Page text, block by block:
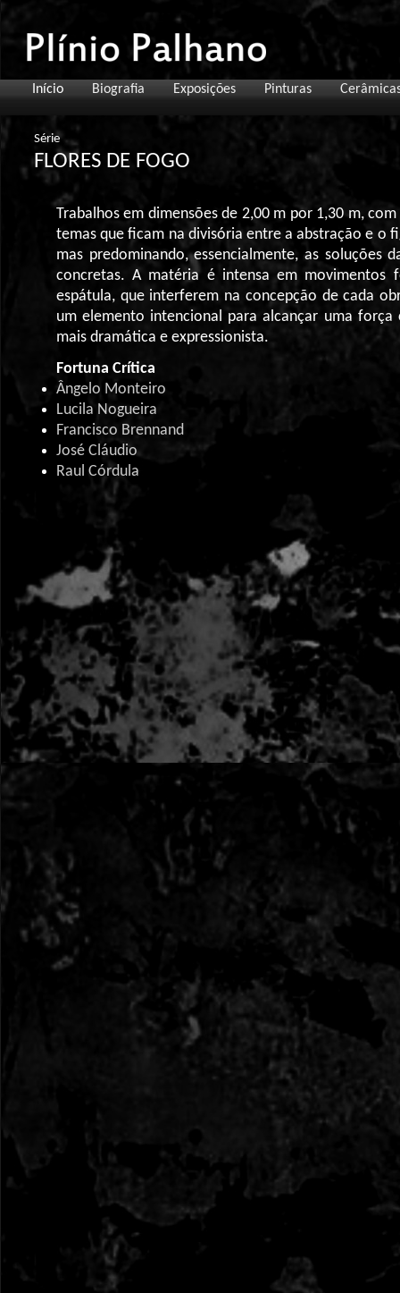
Início Biografia Exposições Pinturas
Série
FLORES DE FOGO
Trabalhos em dimensões de 2,00 m por 1,30 m,
temas que ficam na divisória entre a abstração e o
mas predominando, essencialmente, as soluções
concretas. A matéria é intensa em movimentos
espátula, que interferem na concepção de cada
um elemento intencional para alcançar uma força
mais dramática e expressionista.
Fortuna Crítica
Ângelo Monteiro
Lucila Nogueira
Francisco Brennand
José Cláudio
Raul Córdula